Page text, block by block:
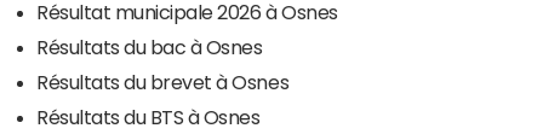
Résultat municipale 2026 à Osnes
Résultats du bac à Osnes
Résultats du brevet à Osnes
Résultats du BTS à Osnes